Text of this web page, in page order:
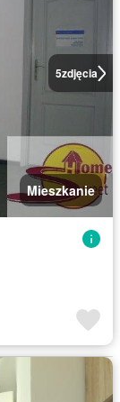
5zdjęcia
Mieszkanie